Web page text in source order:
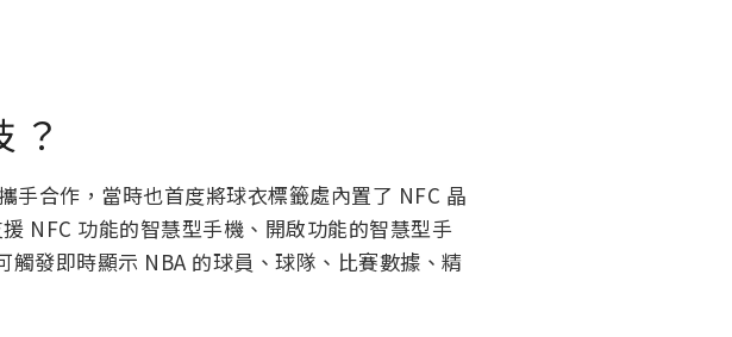
？
合作，當時也首度將球衣標籤處內置了 NFC 晶
NFC 功能的智慧型手機、開啟功能的智慧型手
發即時顯示 NBA 的球員、球隊、比賽數據、精